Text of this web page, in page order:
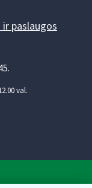
paslaugos
val.